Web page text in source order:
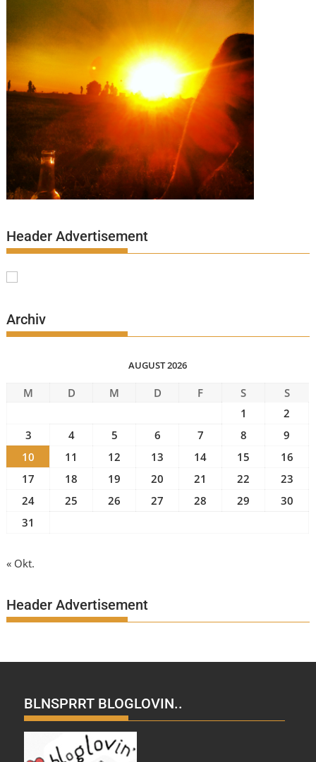
Header Advertisement
Archiv
AUGUST 2026
M D M D F S
S
1
2
3
4 5 6 7 8
9
10
11 12 13 14 15
16
17
18 19 20 21 22
23
24
25 26 27 28 29
30
31
« Okt.
Header Advertisement
BLNSPRRT BLOGLOVIN..